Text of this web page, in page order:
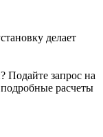
делает
Подайте запрос на
расчеты